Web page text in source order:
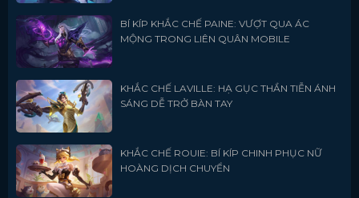
BÍ KÍP KHẮC CHẾ PAINE: VƯỢT QUA ÁC
MỘNG TRONG LIÊN QUÂN MOBILE
KHẮC CHẾ LAVILLE: HẠ GỤC THẦN TIỄN ÁNH
SÁNG DỄ TRỞ BÀN TAY
KHẮC CHẾ ROUIE: BÍ KÍP CHINH PHỤC NỮ
HOÀNG DỊCH CHUYỂN